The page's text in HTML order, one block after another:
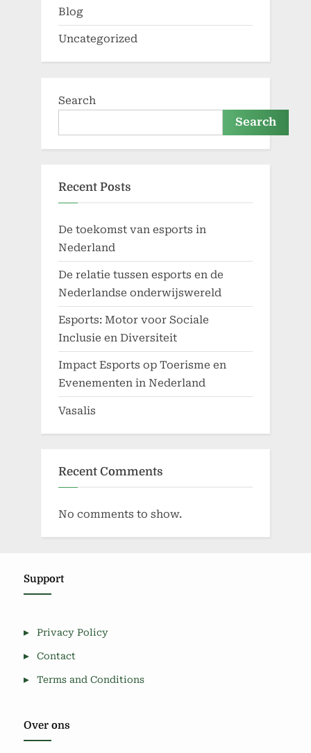
Blog
Uncategorized
Search
Search
Recent Posts
De toekomst van esports in
Nederland
De relatie tussen esports en de
Nederlandse onderwijswereld
Esports: Motor voor Sociale
Inclusie en Diversiteit
Impact Esports op Toerisme en
Evenementen in Nederland
Vasalis
Recent Comments
No comments to show.
Support
Privacy Policy
Contact
Terms and Conditions
Over ons